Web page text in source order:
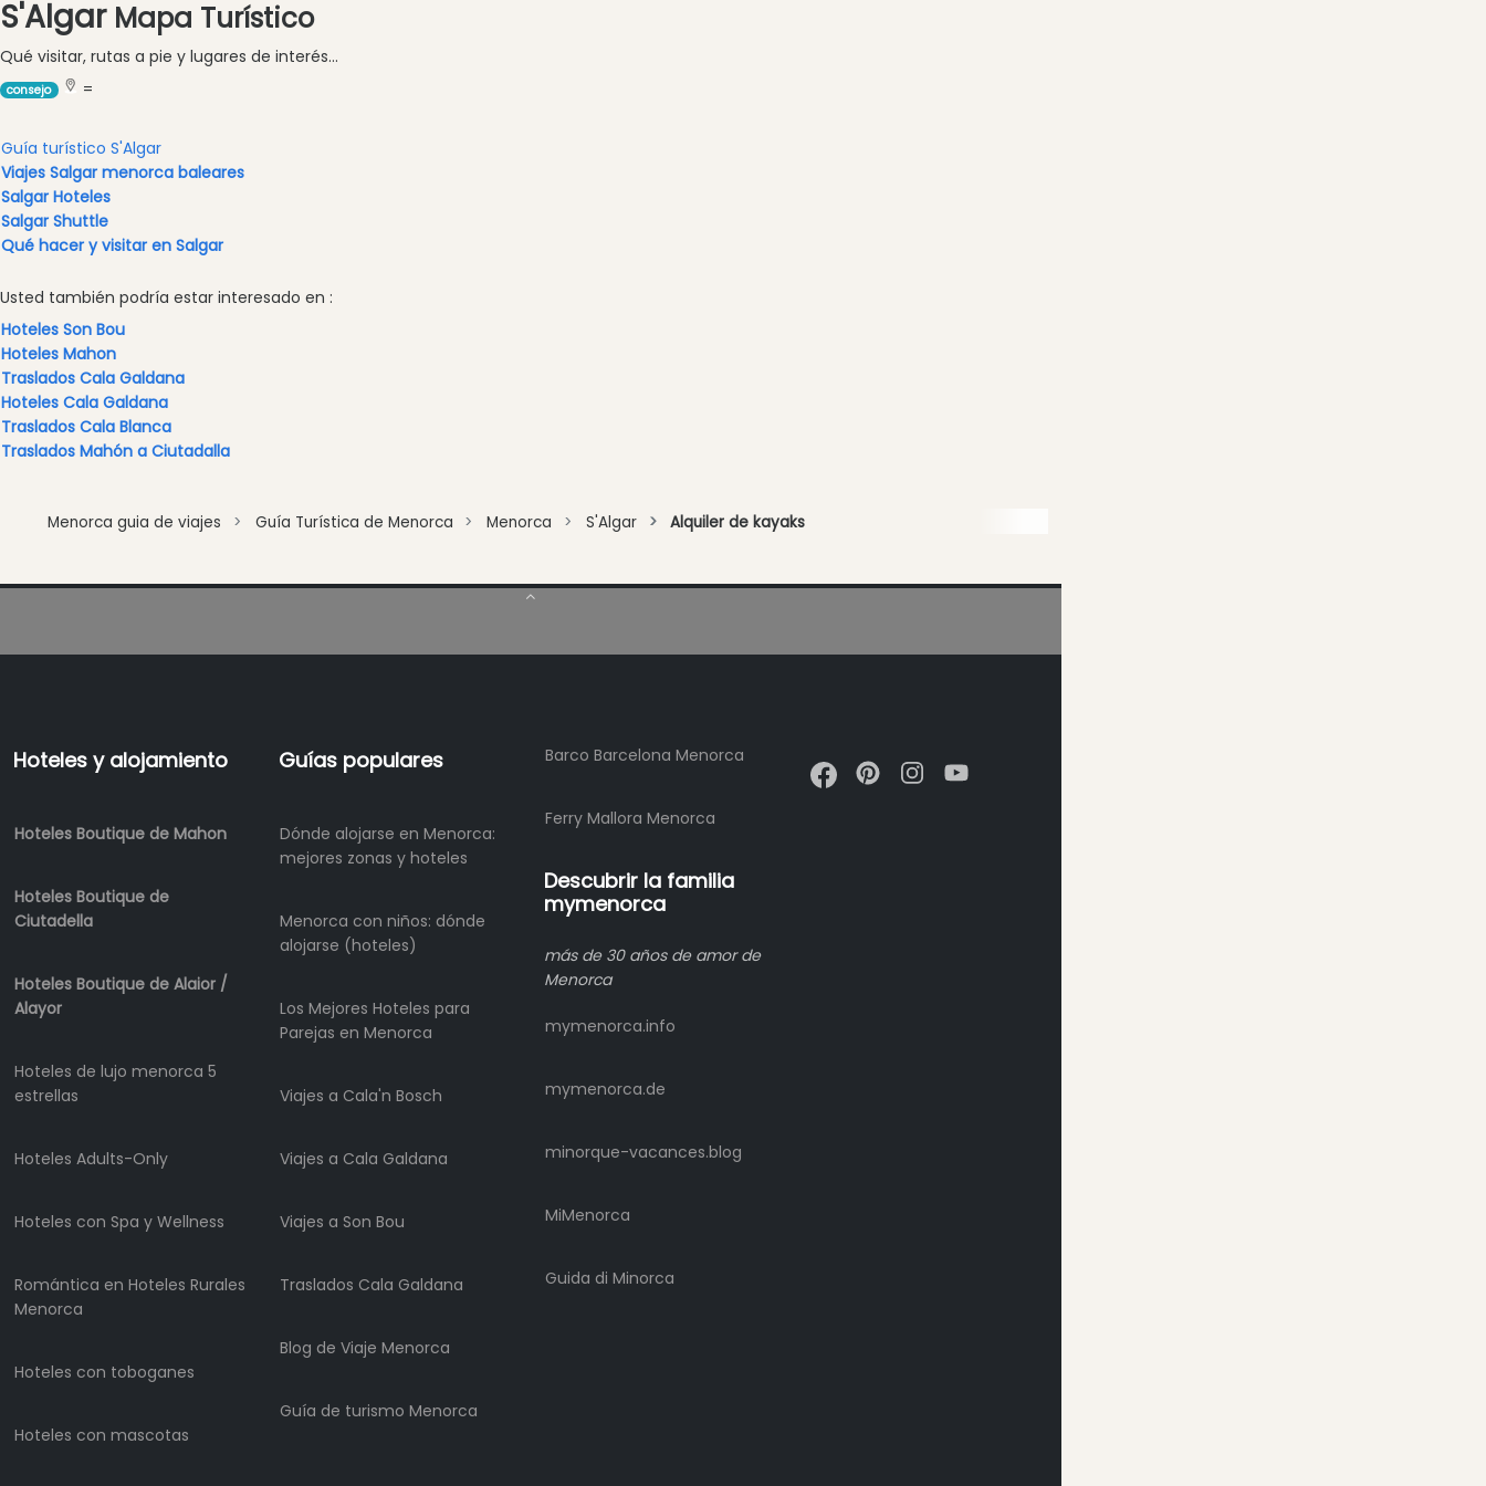
en
barco
Café
y
Alimentos
y
Bebidas
Cultura
Para
en
vivo
Discoteca
Terrazas
Chiringuitos
Clubs
Alquiler
de
Alquiler
kayaks
Alquiler
barcos
Alquiler
Alquiler
Menorca
Servicios
movilidad
Club
Golf
Eventos
S'Algar Mapa Turístico
Qué visitar, rutas a pie y lugares de interés...
consejo =
Guía turístico S'Algar
Viajes Salgar menorca baleares
Salgar Hoteles
Salgar Shuttle
Qué hacer y visitar en Salgar
Usted también podría estar interesado en :
Hoteles Son Bou
Hoteles Mahon
Traslados Cala Galdana
Hoteles Cala Galdana
Traslados Cala Blanca
Traslados Mahón a Ciutadalla
Menorca guia de viajes Guía Turística de Menorca Menorca S'Algar Alquiler de kayaks
Hoteles y alojamiento
Hoteles Boutique de Mahon
Hoteles Boutique de
Ciutadella
Hoteles Boutique de Alaior /
Alayor
Hoteles de lujo menorca 5
estrellas
Hoteles Adults-Only
Hoteles con Spa y Wellness
Romántica en Hoteles Rurales
Menorca
Hoteles con toboganes
Hoteles con mascotas
Guías populares
Dónde alojarse en Menorca:
mejores zonas y hoteles
Menorca con niños: dónde
alojarse (hoteles)
Los Mejores Hoteles para
Parejas en Menorca
Viajes a Cala'n Bosch
Viajes a Cala Galdana
Viajes a Son Bou
Traslados Cala Galdana
Blog de Viaje Menorca
Guía de turismo Menorca
Barco Barcelona Menorca
Ferry Mallora Menorca
Descubrir la familia
mymenorca
más de 30 años de amor de
Menorca
mymenorca.info
mymenorca.de
minorque-vacances.blog
MiMenorca
Guida di Minorca